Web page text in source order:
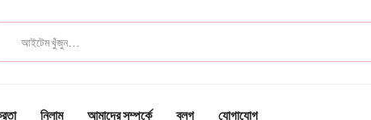
নিলাম আমাদের সম্পর্কে ব্লগ যোগাযোগ